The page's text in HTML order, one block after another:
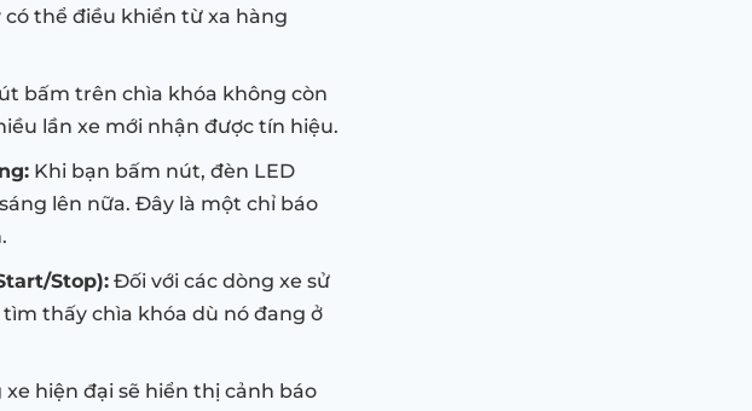
thể điều khiển từ xa hàng
bấm trên chìa khóa không còn
lần xe mới nhận được tín hiệu.
Khi bạn bấm nút, đèn LED
lên nữa. Đây là một chỉ báo
Stop): Đối với các dòng xe sử
thấy chìa khóa dù nó đang ở
xe hiện đại sẽ hiển thị cảnh báo